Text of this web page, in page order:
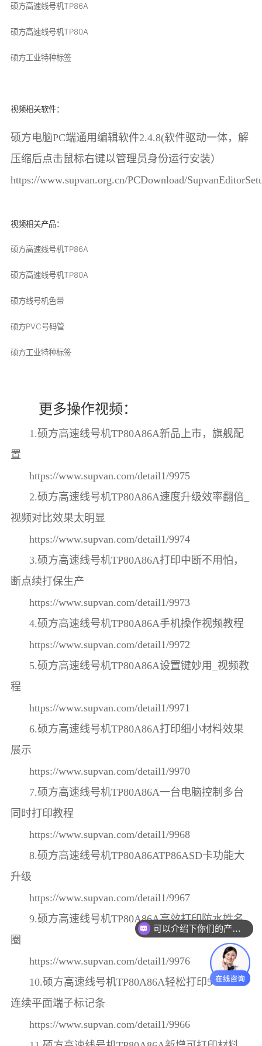
硕方高速线号机TP86A
硕方高速线号机TP80A
硕方工业特种标签
视频相关软件：
硕方电脑PC端通用编辑软件2.4.8(软件驱动一体，解
压缩后点击鼠标右键以管理员身份运行安装）
https://www.supvan.org.cn/PCDownload/
视频相关产品：
硕方高速线号机TP86A
硕方高速线号机TP80A
硕方线号机色带
硕方PVC号码管
硕方工业特种标签
更多操作视频：
1.硕方高速线号机TP80A86A新品上市，旗舰配
置
https://www.supvan.com/detail1/9975
2.硕方高速线号机TP80A86A速度升级效率翻倍_
视频对比效果太明显
https://www.supvan.com/detail1/9974
3.硕方高速线号机TP80A86A打印中断不用怕，
断点续打保生产
https://www.supvan.com/detail1/9973
4.硕方高速线号机TP80A86A手机操作视频教程
https://www.supvan.com/detail1/9972
5.硕方高速线号机TP80A86A设置键妙用_视频教
程
https://www.supvan.com/detail1/9971
6.硕方高速线号机TP80A86A打印细小材料效果
展示
https://www.supvan.com/detail1/9970
7.硕方高速线号机TP80A86A一台电脑控制多台
同时打印教程
https://www.supvan.com/detail1/9968
8.硕方高速线号机TP80A86ATP86ASD卡功能大
升级
https://www.supvan.com/detail1/9967
9.硕方高速线号机TP80A86A高效打印防水姓名
圈
https://www.supvan.com/detail1/9976
10.硕方高速线号机TP80A86A轻松打印5-12mm
连续平面端子标记条
https://www.supvan.com/detail1/9966
可以介绍下你们的产品么？